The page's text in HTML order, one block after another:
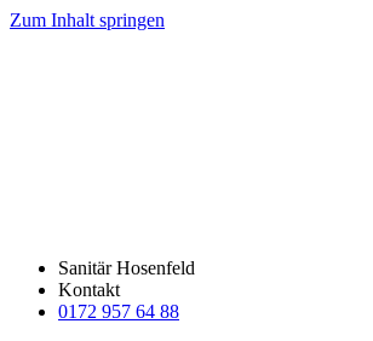
Zum Inhalt springen
Sanitär Hosenfeld
Kontakt
0172 957 64 88